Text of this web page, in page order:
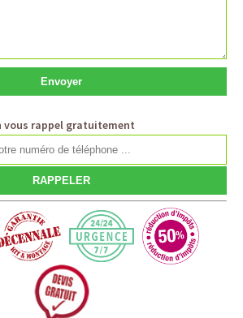
vous rappel gratuitement